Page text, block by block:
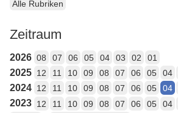
Alle Rubriken
Zeitraum
2026 08 07 06 05 04 03 02 01
2025 12 11 10 09 08 07 06 05 04
2024 12 11 10 09 08 07 06 05 04
2023 12 11 10 09 08 07 06 05 04